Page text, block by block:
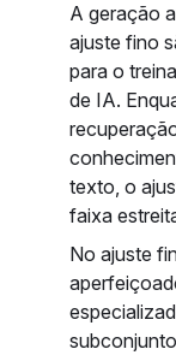
A geração
ajuste fino
para o
de IA.
texto, o
faixa
No ajuste